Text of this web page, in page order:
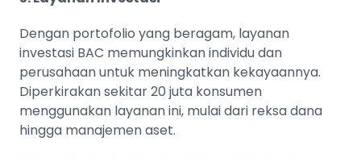
Dengan portofolio yang beragam, layanan
investasi BAC memungkinkan individu dan
perusahaan untuk meningkatkan kekayaannya.
Diperkirakan sekitar 20 juta konsumen
menggunakan layanan ini, mulai dari reksa dana
hingga manajemen aset.